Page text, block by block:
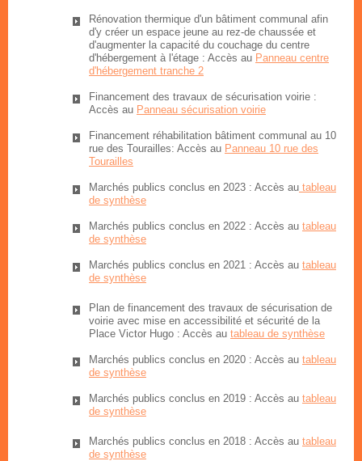
Rénovation thermique d'un bâtiment communal afin
d'y créer un espace jeune au rez-de chaussée et
d'augmenter la capacité du couchage du centre
d'hébergement à l'étage : Accès au Panneau centre
d'hébergement tranche 2
Financement des travaux de sécurisation voirie :
Accès au Panneau sécurisation voirie
Financement réhabilitation bâtiment communal au 10
rue des Tourailles: Accès au Panneau 10 rue des
Tourailles
Marchés publics conclus en 2023 : Accès au tableau
de synthèse
Marchés publics conclus en 2022 : Accès au tableau
de synthèse
Marchés publics conclus en 2021 : Accès au tableau
de synthèse
Plan de financement des travaux de sécurisation de
voirie avec mise en accessibilité et sécurité de la
Place Victor Hugo : Accès au tableau de synthèse
Marchés publics conclus en 2020 : Accès au tableau
de synthèse
Marchés publics conclus en 2019 : Accès au tableau
de synthèse
Marchés publics conclus en 2018 : Accès au tableau
de synthèse